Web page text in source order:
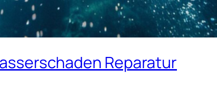
Reparatur